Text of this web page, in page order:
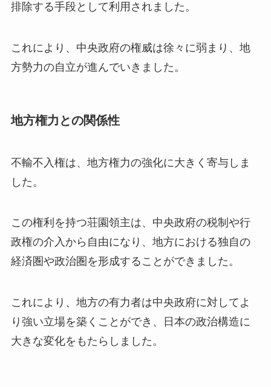
排除する手段として利用されました。
これにより、中央政府の権威は徐々に弱まり、地
方勢力の自立が進んでいきました。
地方権力との関係性
不輸不入権は、地方権力の強化に大きく寄与しま
した。
この権利を持つ荘園領主は、中央政府の税制や行
政権の介入から自由になり、地方における独自の
経済圏や政治圏を形成することができました。
これにより、地方の有力者は中央政府に対してよ
り強い立場を築くことができ、日本の政治構造に
大きな変化をもたらしました。